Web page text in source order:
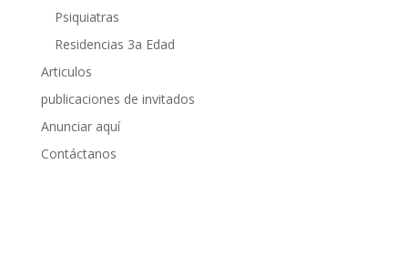
Psiquiatras
Residencias 3a Edad
Articulos
publicaciones de invitados
Anunciar aquí
Contáctanos